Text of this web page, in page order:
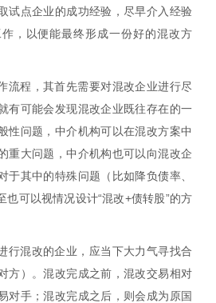
试点企业的成功经验，尽早介入经验
，以便能最终形成一份好的混改方
流程，其首先需要对混改企业进行尽
有可能会发现混改企业既往存在的一
性问题，中介机构可以在混改方案中
重大问题，中介机构也可以向混改企
于其中的特殊问题（比如降负债率、
也可以视情况设计“混改+债转股”的方
行混改的企业，应当下大力气寻找合
方）。混改完成之前，混改交易相对
对手；混改完成之后， 则会成为原国